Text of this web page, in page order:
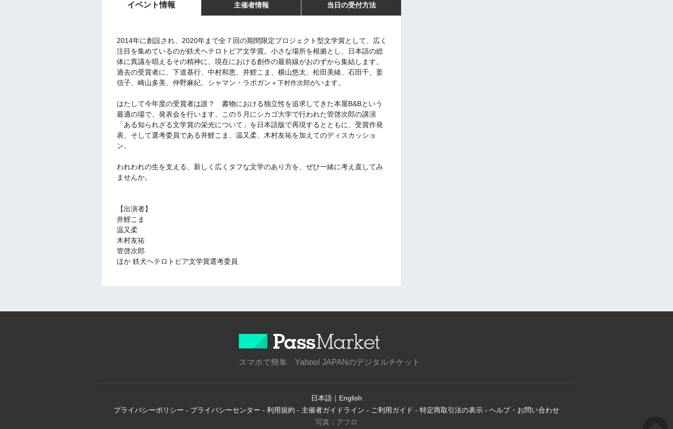
イベント情報 主催者情報 当日の受付方法
2014年に創設され、2020年まで全７回の期間限定プロジェクト型文学賞として、広く
注目を集めているのが鉄犬ヘテロトピア文学賞。小さな場所を根拠とし、日本語の総
体に異議を唱えるその精神に、現在における創作の最前線がおのずから集結します。
過去の受賞者に、下道基行、中村和恵、井鯉こま、横山悠太、松田美緒、石田千、姜
信子、崎山多美、仲野麻紀、シャマン・ラポガン ＋下村作次郎がいます。
はたして今年度の受賞者は誰？ 書物における独立性を追求してきた本屋B&Bという
最適の場で、発表会を行います。この５月にシカゴ大学で行われた管啓次郎の講演
「ある知られざる文学賞の栄光について」を日本語版で再現するとともに、受賞作発
表、そして選考委員である井鯉こま、温又柔、木村友祐を加えてのディスカッショ
ン。
われわれの生を支える、新しく広くタフな文学のあり方を、ぜひ一緒に考え直してみ
ませんか。
【出演者】
井鯉こま
温又柔
木村友祐
管啓次郎
ほか 鉄犬ヘテロトピア文学賞選考委員
スマホで簡単 Yahoo! JAPANのデジタルチケット
日本語 ｜ English
プライバシーポリシー - プライバシーセンター - 利用規約 - 主催者ガイドライン - ご利用ガイド - 特定商取引法の表示 - ヘルプ・お問い合わせ
写真：アフロ